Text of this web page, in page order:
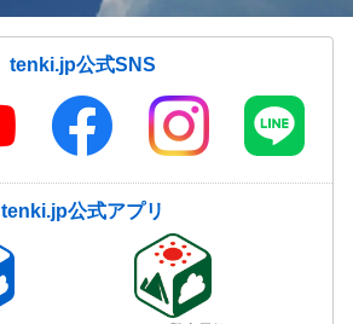
tenki.jp公式SNS
tenki.jp公式アプリ